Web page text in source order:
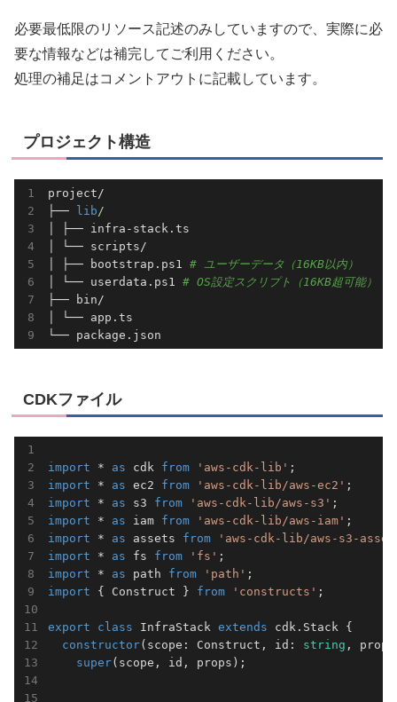
必要最低限のリソース記述のみしていますので、実際に必
要な情報などは補完してご利用ください。
処理の補足はコメントアウトに記載しています。
プロジェクト構造
project/
├── lib /
│ ├── infra-stack.ts
│ └── scripts/
│ ├── bootstrap.ps1 # ユーザーデータ（16KB以内）
│ └── userdata.ps1 # OS設定スクリプト（16KB超可能）
├── bin/
│ └── app.ts
└── package.json
CDKファイル
import * as cdk from 'aws-cdk-lib'
import * as ec2 from 'aws-cdk-lib/aws-ec2'
import * as s3 from 'aws-cdk-lib/aws-s3'
import * as iam from 'aws-cdk-lib/aws-iam'
import * as assets from
'aws-cdk-lib/aws-s3-
import * as fs from 'fs'
import * as path from 'path'
import { Construct } from 'constructs' ;
export class InfraStack extends cdk.Stack {
constructor( scope: Construct, id: string ,
super(scope, id, props);